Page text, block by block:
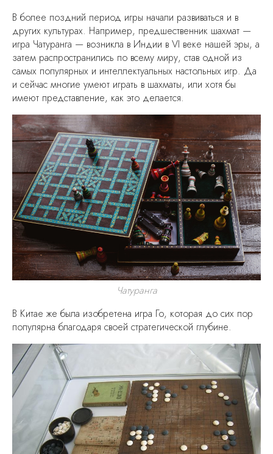
В более поздний период игры начали развиваться и в
других культурах. Например, предшественник шахмат —
игра Чатуранга — возникла в Индии в VI веке нашей эры, а
затем распространились по всему миру, став одной из
самых популярных и интеллектуальных настольных игр. Да
и сейчас многие умеют играть в шахматы, или хотя бы
имеют представление, как это делается.
Чатуранга
В Китае же была изобретена игра Го, которая до сих пор
популярна благодаря своей стратегической глубине.
© 2023-2025 Все права защищены
ОГРНИП 317774600449368
Лекции
Видеолекции
Лекторы
О Medio Modo